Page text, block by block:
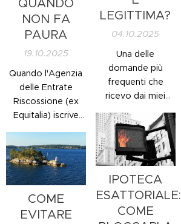
QUANDO
NON FA
PAURA
19.10.2025
Quando l'Agenzia
delle Entrate
Riscossione (ex
Equitalia) iscrive
casa, il primo
pensiero che ci
assale è quasi
sempre:"Mi
pignoreranno
l'immobile?"
LEGITTIMA?
04.10.2025
Una delle
domande più
frequenti che
ricevo dai miei
"L'Agenzia delle
Entrate
Riscossione può
iscrivere ipoteca
anche sulla prima
casa?"
COME
EVITARE
IPOTECA
ESATTORIALE:
COME